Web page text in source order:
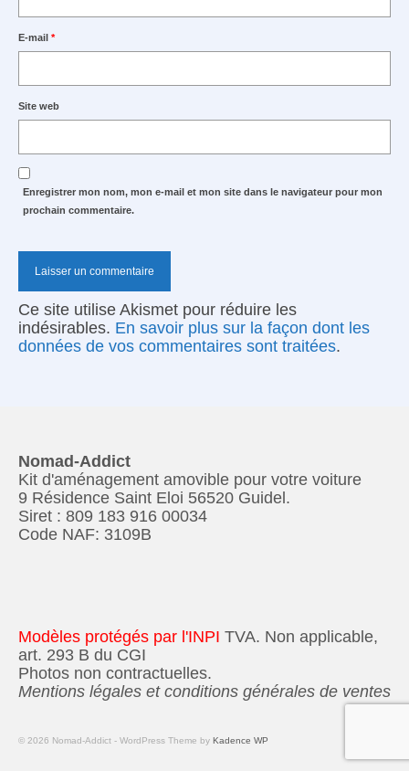
E-mail *
Site web
Enregistrer mon nom, mon e-mail et mon site dans le navigateur pour mon
prochain commentaire.
Ce site utilise Akismet pour réduire les
indésirables. En savoir plus sur la façon dont les
données de vos commentaires sont traitées.
Nomad-Addict
Kit d'aménagement amovible pour votre voiture
9 Résidence Saint Eloi 56520 Guidel.
Siret : 809 183 916 00034
Code NAF: 3109B
Modèles protégés par l'INPI TVA. Non applicable,
art. 293 B du CGI
Photos non contractuelles.
Mentions légales et conditions générales de ventes
© 2026 Nomad-Addict - WordPress Theme by Kadence WP